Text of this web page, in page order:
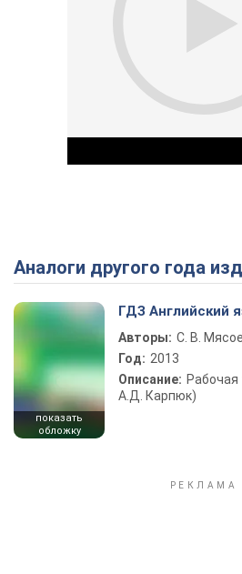
Аналоги другого года
показать
обложку
ГДЗ Английский
Авторы: С. В.
Год: 2013
Описание: Рабочая
А.Д. Карпюк)